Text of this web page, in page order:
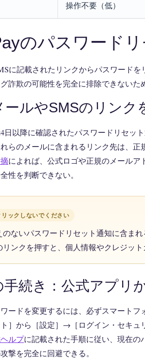
操作不要（低）
のパスワード
に記載されたリンクからパスワードを
詐欺の可能性を完全に排除できないた
ールやSMSのリンク
日以降に確認されたパスワードリセッ
らのメールに含まれるリンク先は、正
によれば、公式ロゴや正規のメールア
性を判断できない。
ックしないでください
のないパスワードリセット通知に含ま
リンクを押すと、個人情報やクレジッ
手続き：公式アプリ
ードを変更するには、必ずスマート
ト］から［設定］→［ログイン・セキ
ルプに記載された手順に従い、現在の
撃を完全に回避できる。